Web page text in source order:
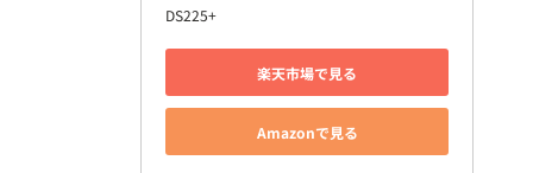
DS225+
楽天市場で見る
Amazonで見る